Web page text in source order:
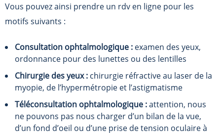
Vous pouvez ainsi prendre un rdv en ligne pour les
motifs suivants :
Consultation ophtalmologique : examen des yeux,
ordonnance pour des lunettes ou des lentilles
Chirurgie des yeux : chirurgie réfractive au laser de la
myopie, de l’hypermétropie et l’astigmatisme
Téléconsultation ophtalmologique :attention, nous
ne pouvons pas nous charger d’un bilan de la vue,
d’un fond d’oeil ou d’une prise de tension oculaire à